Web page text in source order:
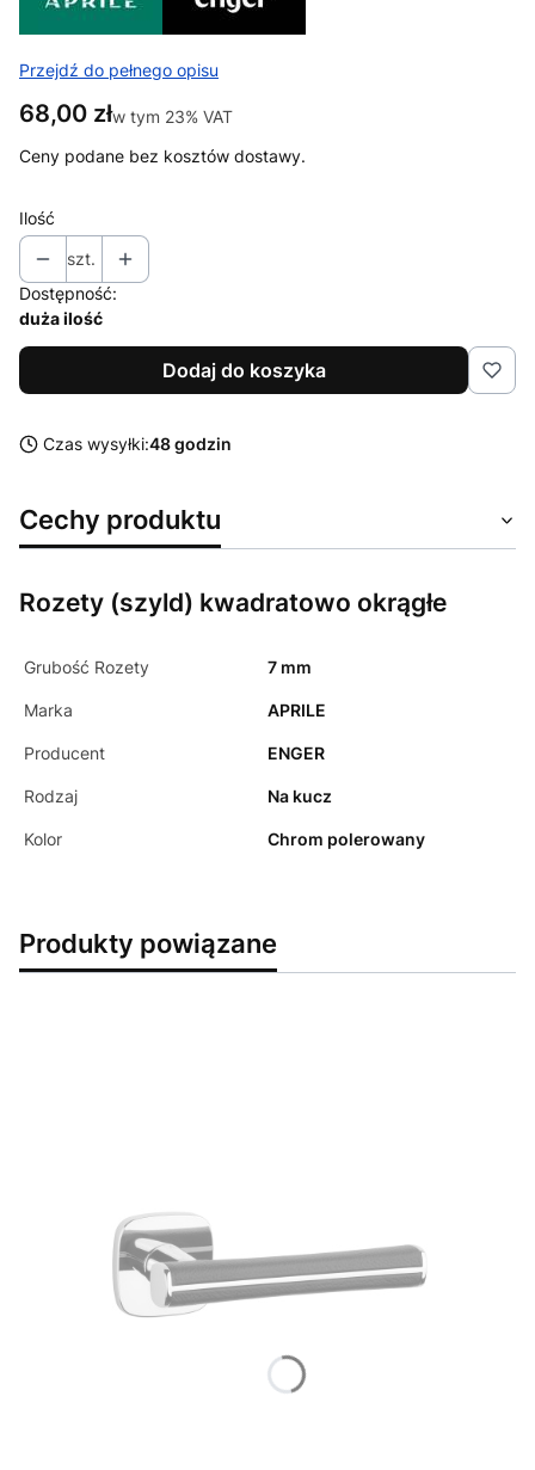
Przejdź do pełnego opisu
Cena
68,00 złw tym 23% VAT
w tym 23% VAT
Ceny podane bez kosztów dostawy.
Ilość
szt.
Dostępność:
duża ilość
Dodaj do koszyka
Czas wysyłki:48 godzin
Cechy produktu
Rozety (szyld) kwadratowo okrągłe
Grubość Rozety 7 mm
Marka APRILE
Producent ENGER
Rodzaj Na kucz
Kolor Chrom polerowany
Produkty powiązane